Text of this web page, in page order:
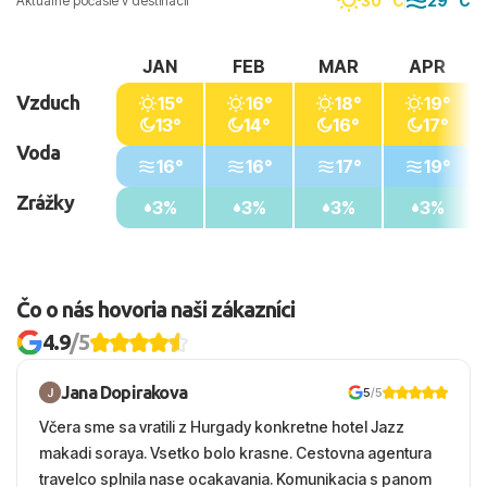
Vzduch
Voda
Zrážky
JAN
15°
13°
16°
3%
FEB
16°
14°
16°
3%
MAR
18°
16°
17°
3%
APR
19°
17°
19°
3%
Čo o nás hovoria naši zákazníci
4.9/5
Jana Dopirakova 5/5
Včera sme sa vratili z Hurgady konkretne hotel Jazz
makadi soraya. Vsetko bolo krasne. Cestovna agentura
travelco splnila nase ocakavania. Komunikacia s panom